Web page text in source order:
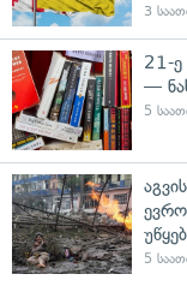
3
21-ე
—
5
5